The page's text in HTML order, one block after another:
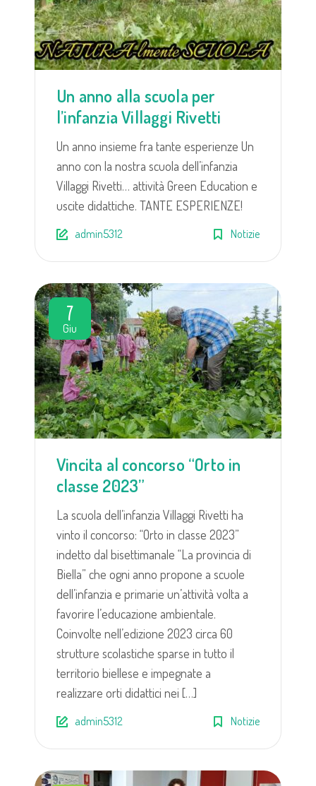
Un anno alla scuola per
l’infanzia Villaggi Rivetti
Un anno insieme fra tante esperienze Un
anno con la nostra scuola dell’infanzia
Villaggi Rivetti… attività Green Education e
uscite didattiche. TANTE ESPERIENZE!
admin5312 Notizie
7
Giu
Vincita al concorso “Orto in
classe 2023”
La scuola dell’infanzia Villaggi Rivetti ha
vinto il concorso: “Orto in classe 2023”
indetto dal bisettimanale “La provincia di
Biella” che ogni anno propone a scuole
dell’infanzia e primarie un’attività volta a
favorire l’educazione ambientale.
Coinvolte nell’edizione 2023 circa 60
strutture scolastiche sparse in tutto il
territorio biellese e impegnate a
realizzare orti didattici nei […]
admin5312 Notizie